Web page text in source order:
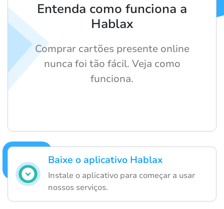
Baixe o aplicativo Hablax
Instale o aplicativo para começar a usar
nossos serviços.
Entenda como funciona a
Hablax
Comprar cartões presente online
nunca foi tão fácil. Veja como
funciona.